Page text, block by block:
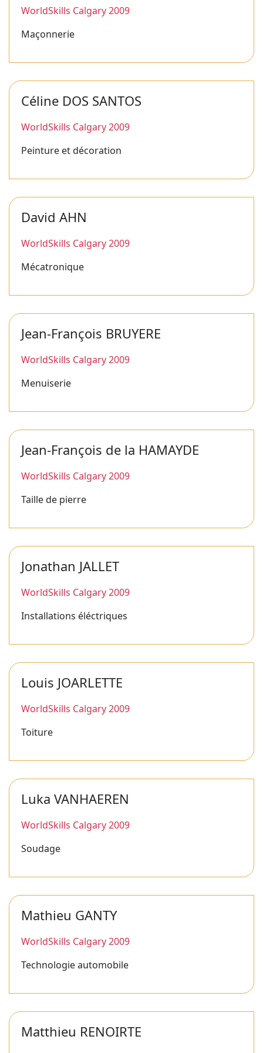
WorldSkills Calgary 2009
Maçonnerie
Céline DOS SANTOS
WorldSkills Calgary 2009
Peinture et décoration
David AHN
WorldSkills Calgary 2009
Mécatronique
Jean-François BRUYERE
WorldSkills Calgary 2009
Menuiserie
Jean-François de la HAMAYDE
WorldSkills Calgary 2009
Taille de pierre
Jonathan JALLET
WorldSkills Calgary 2009
Installations éléctriques
Louis JOARLETTE
WorldSkills Calgary 2009
Toiture
Luka VANHAEREN
WorldSkills Calgary 2009
Soudage
Mathieu GANTY
WorldSkills Calgary 2009
Technologie automobile
Matthieu RENOIRTE